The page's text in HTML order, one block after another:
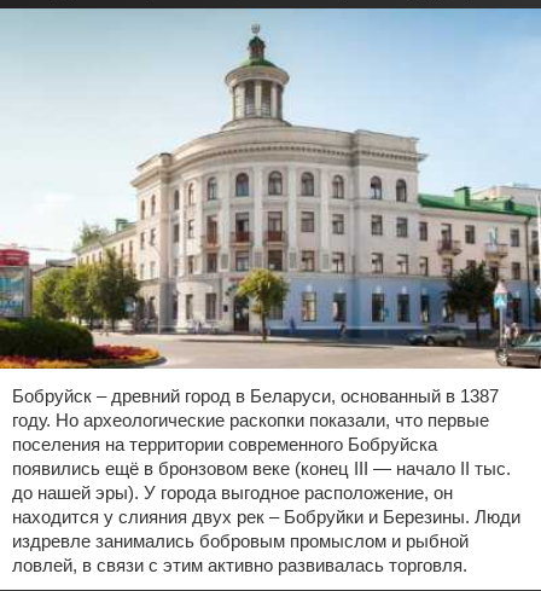
Бобруйск – древний город в Беларуси, основанный в 1387
году. Но археологические раскопки показали, что первые
поселения на территории современного Бобруйска
появились ещё в бронзовом веке (конец ІІІ — начало ІІ тыс.
до нашей эры). У города выгодное расположение, он
находится у слияния двух рек – Бобруйки и Березины. Люди
издревле занимались бобровым промыслом и рыбной
ловлей, в связи с этим активно развивалась торговля.